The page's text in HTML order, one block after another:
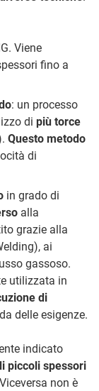
Viene
fino a
: un processo
di più torce
Questo metodo
di
in grado di
alla
grazie alla
ai
gassoso.
utilizzata in
di
delle esigenze.
indicato
piccoli spessori
non è